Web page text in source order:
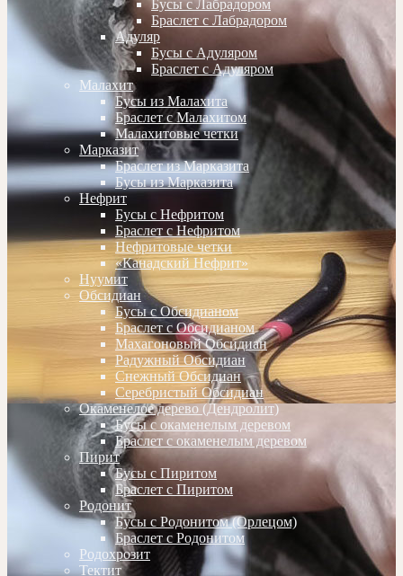
Бусы с Лабрадором
Браслет с Лабрадором
Адуляр
Бусы с Адуляром
Браслет с Адуляром
Малахит
Бусы из Малахита
Браслет с Малахитом
Малахитовые четки
Марказит
Браслет из Марказита
Бусы из Марказита
Нефрит
Бусы с Нефритом
Браслет с Нефритом
Нефритовые четки
«Канадский Нефрит»
Нуумит
Обсидиан
Бусы с Обсидианом
Браслет с Обсидианом
Махагоновый Обсидиан
Радужный Обсидиан
Снежный Обсидиан
Серебристый Обсидиан
Окаменелое дерево (Дендролит)
Бусы с окаменелым деревом
Браслет с окаменелым деревом
Пирит
Бусы с Пиритом
Браслет с Пиритом
Родонит
Бусы с Родонитом (Орлецом)
Браслет с Родонитом
Родохрозит
Тектит